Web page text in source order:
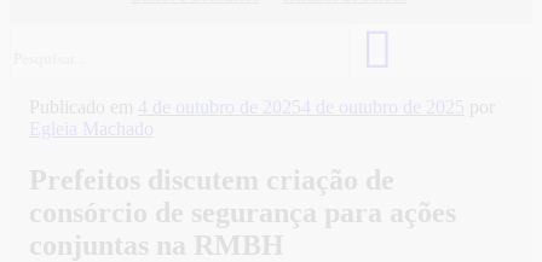
Publicado em 4 de outubro de 20254 de outubro de 2025 por
Egleia Machado
Prefeitos discutem criação de
consórcio de segurança para ações
conjuntas na RMBH